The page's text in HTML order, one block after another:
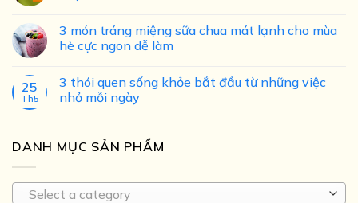
3 món tráng miệng sữa chua mát lạnh cho mùa
hè cực ngon dễ làm
25
Th5
3 thói quen sống khỏe bắt đầu từ những việc
nhỏ mỗi ngày
DANH MỤC SẢN PHẨM
Select a category